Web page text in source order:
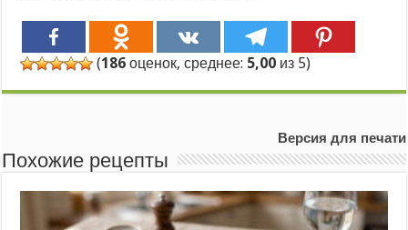
(186 оценок, среднее: 5,00 из 5)
Версия для печати
Похожие рецепты